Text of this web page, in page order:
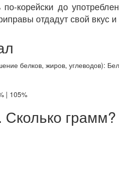
корейски до
отдадут свой вкус
белков, жиров, углеводов):
| 105%
Сколько грамм?